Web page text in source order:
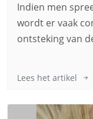
Indien men
wordt er vaak
ontsteking van
Lees het artikel